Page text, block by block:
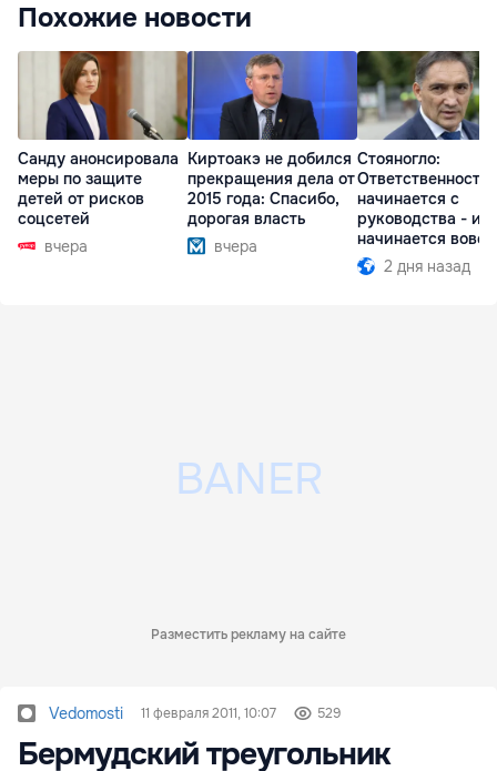
Похожие новости
Санду анонсировала
меры по защите
детей от рисков
соцсетей
вчера
Киртоакэ не добился
прекращения дела от
2015 года: Спасибо,
дорогая власть
вчера
Стояногло:
Ответственность
начинается с
руководства -
начинается вовсе
2 дня назад
Разместить рекламу на сайте
Vedomosti 11 февраля 2011, 10:07 529
Бермудский треугольник